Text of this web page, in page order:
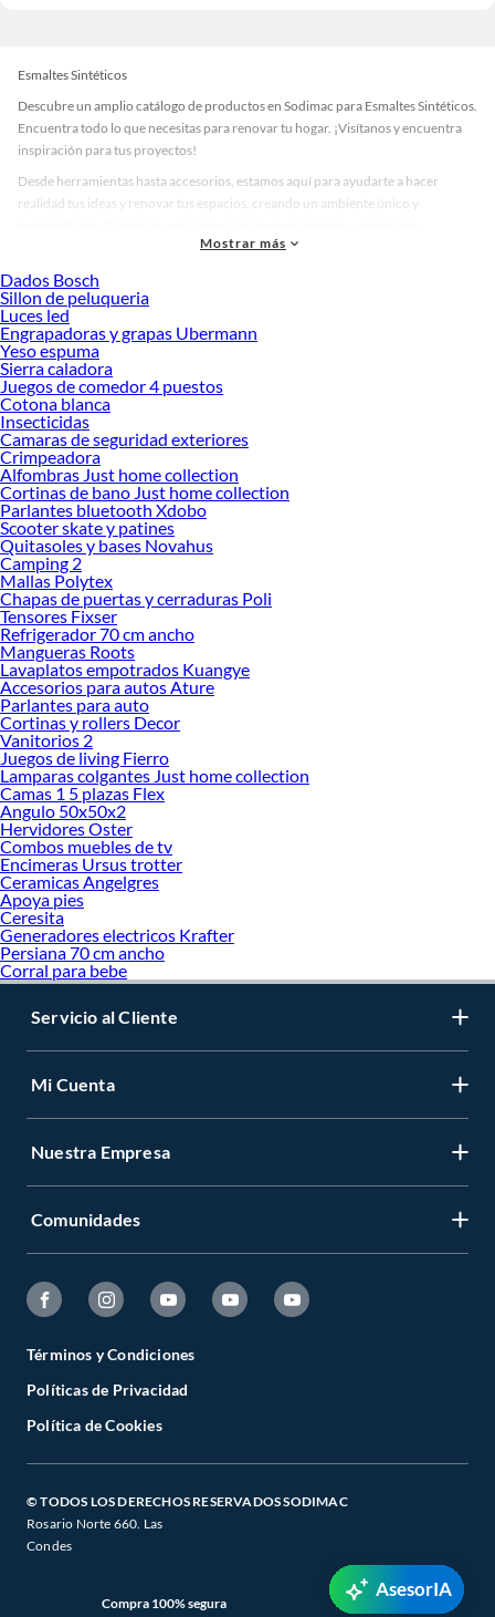
Esmaltes Sintéticos
Descubre un amplio catálogo de productos en Sodimac para Esmaltes Sintéticos.
Encuentra todo lo que necesitas para renovar tu hogar. ¡Visítanos y encuentra
inspiración para tus proyectos!
Desde herramientas hasta accesorios, estamos aquí para ayudarte a hacer
realidad tus ideas y renovar tus espacios, creando un ambiente único y
accesorios de calidad que te ayudarán a crear un espacio más tú.
Desde remodelaciones hasta proyectos de decoración, estamos aquí para hacer
tus ideas realidad. ¡Visítanos y encuentra todo lo que tenemos para ofrecerte en
Esmaltes Sintéticos!
Explora la variedad de productos de Esmaltes Sintéticos en Sodimac
Herramientas, materiales y accesorios de calidad para tus proyectos y
renovación de espacios. ¡Visítanos y descubre todo lo que tenemos para
ofrecerte!
Encuentra una amplia variedad de productos de Esmaltes Sintéticos en Sodimac.
Encuentra todo lo necesario para tus proyectos de renovación y decoración.
¡Visítanos y haz tus ideas realidad!
Mostrar más
Dados Bosch
Sillon de peluqueria
Luces led
Engrapadoras y grapas Ubermann
Yeso espuma
Sierra caladora
Juegos de comedor 4 puestos
Cotona blanca
Insecticidas
Camaras de seguridad exteriores
Crimpeadora
Alfombras Just home collection
Cortinas de bano Just home collection
Parlantes bluetooth Xdobo
Scooter skate y patines
Quitasoles y bases Novahus
Camping 2
Mallas Polytex
Chapas de puertas y cerraduras Poli
Tensores Fixser
Refrigerador 70 cm ancho
Mangueras Roots
Lavaplatos empotrados Kuangye
Accesorios para autos Ature
Parlantes para auto
Cortinas y rollers Decor
Vanitorios 2
Juegos de living Fierro
Lamparas colgantes Just home collection
Camas 1 5 plazas Flex
Angulo 50x50x2
Hervidores Oster
Combos muebles de tv
Encimeras Ursus trotter
Ceramicas Angelgres
Apoya pies
Ceresita
Generadores electricos Krafter
Persiana 70 cm ancho
Corral para bebe
Servicio al Cliente
Mi Cuenta
Nuestra Empresa
Comunidades
Términos y Condiciones
Políticas de Privacidad
Política de Cookies
© TODOS LOS DERECHOS RESERVADOS SODIMAC
Rosario Norte 660. Las
Condes
Compra 100% segura
AsesorIA